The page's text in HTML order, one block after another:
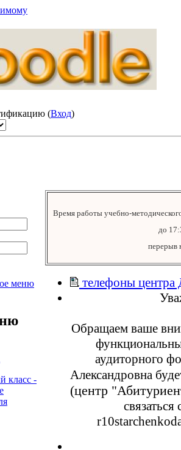
(Вход)
меню
Время работы учебно-
до
перерыв
телефоны
Обращаем ваше
аудиторного
Александровна
(центр